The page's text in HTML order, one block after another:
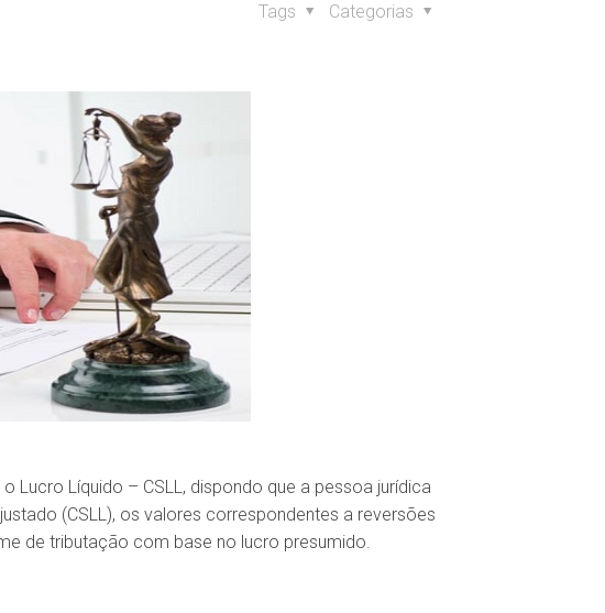
Categorias
Tags
Lucro Líquido – CSLL, dispondo que a pessoa jurídica
(CSLL), os valores correspondentes a reversões
de tributação com base no lucro presumido.